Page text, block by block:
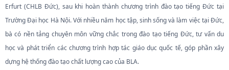
Erfurt (CHLB Đức), sau khi hoàn thành chương trình đào tạo tiếng Đức tại
Trường Đại học Hà Nội. Với nhiều năm học tập, sinh sống và làm việc tại Đức,
bà có nền tảng chuyên môn vững chắc trong đào tạo tiếng Đức, tư vấn du
học và phát triển các chương trình hợp tác giáo dục quốc tế, góp phần xây
dựng hệ thống đào tạo chất lượng cao của BLA.